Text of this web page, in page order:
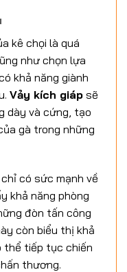
kê chọi là quá
như chọn lựa
khả năng giành
Vảy kích giáp sẽ
dày và cứng, tạo
gà trong những
có sức mạnh về
khả năng phòng
đòn tấn công
còn biểu thị khả
thể tiếp tục chiến
thương.